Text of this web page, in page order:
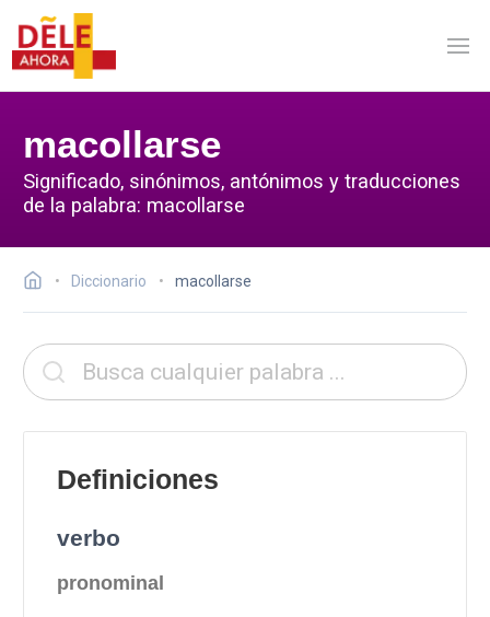
macollarse
Significado, sinónimos, antónimos y traducciones
de la palabra: macollarse
Diccionario macollarse
Definiciones
verbo
pronominal